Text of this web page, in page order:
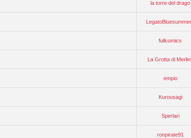
la torre del drago
fullcomics
La Grotta di
empio
Kurousagi
Sperlari
ronpirate91